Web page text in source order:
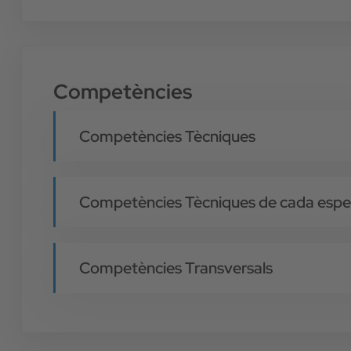
Competències
Competències Tècniques
Competències Tècniques de cada
Competències Transversals